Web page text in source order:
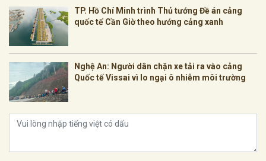
TP. Hồ Chí Minh trình Thủ tướng Đề án cảng
quốc tế Cần Giờ theo hướng cảng xanh
Nghệ An: Người dân chặn xe tải ra vào cảng
Quốc tế Vissai vì lo ngại ô nhiễm môi trường